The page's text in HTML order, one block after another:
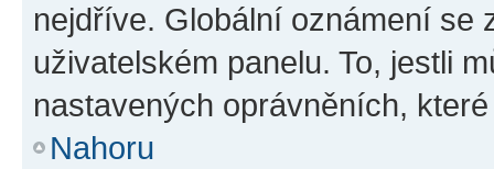
nejdříve. Globální oznámení se
uživatelském panelu. To, jestli
nastavených oprávněních,
Nahoru